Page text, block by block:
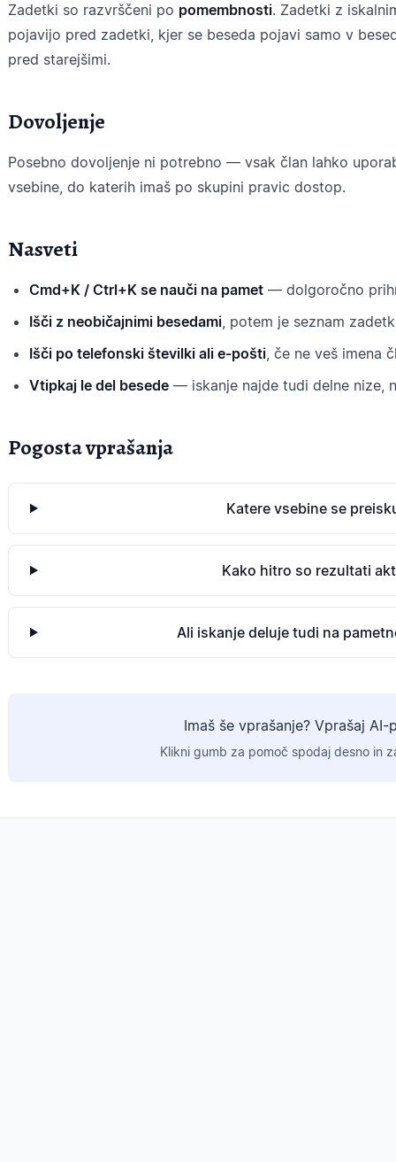
Zadetki so razvrščeni po pomembnosti. Zadetki z
pojavijo pred zadetki, kjer se beseda pojavi samo v
pred starejšimi.
Dovoljenje
Posebno dovoljenje ni potrebno — vsak član lahko
vsebine, do katerih imaš po skupini pravic dostop.
Nasveti
Cmd+K / Ctrl+K se nauči na pamet — dolgoročno
Išči z neobičajnimi besedami, potem je seznam
Išči po telefonski številki ali e-pošti, če ne veš imena
Vtipkaj le del besede — iskanje najde tudi delne nize,
Pogosta vprašanja
Katere vsebine se
Kako hitro so rezultati
Ali iskanje deluje tudi na
Imaš še vprašanje? Vprašaj AI-
Klikni gumb za pomoč spodaj desno in